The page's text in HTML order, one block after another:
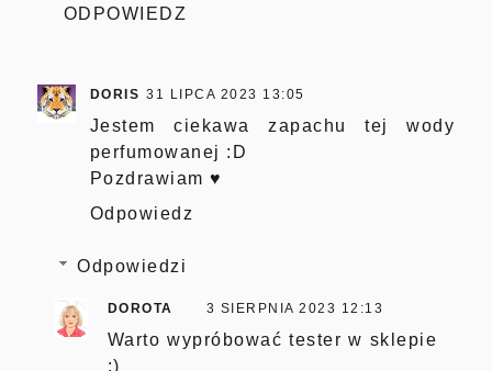
ODPOWIEDZ
DORIS 31 LIPCA 2023 13:05
Jestem ciekawa zapachu tej wody
perfumowanej :D
Pozdrawiam ♥
Odpowiedz
Odpowiedzi
DOROTA 3 SIERPNIA 2023 12:13
Warto wypróbować tester w sklepie
;)